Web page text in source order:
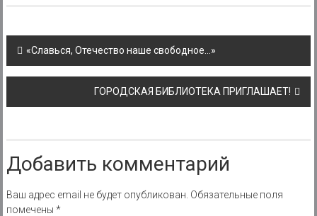
Post
navigation
«Славься, Отечество наше свободное…»
ГОРОДСКАЯ БИБЛИОТЕКА ПРИГЛАШАЕТ!
Добавить комментарий
Ваш адрес email не будет опубликован. Обязательные поля
помечены *